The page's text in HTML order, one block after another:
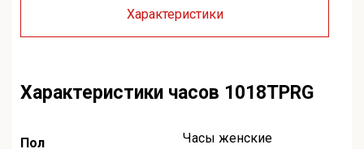
Характеристики
Характеристики часов 1018TPRG
Пол Часы женские